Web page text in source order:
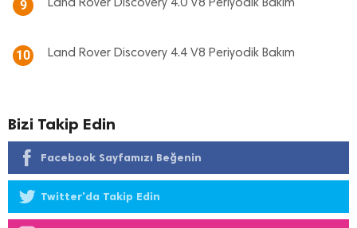
9 Land Rover Discovery 4.0 V8 Periyodik Bakım
10 Land Rover Discovery 4.4 V8 Periyodik Bakım
Bizi Takip Edin
Facebook Sayfamızı Beğenin
Twitter'da Takip Edin